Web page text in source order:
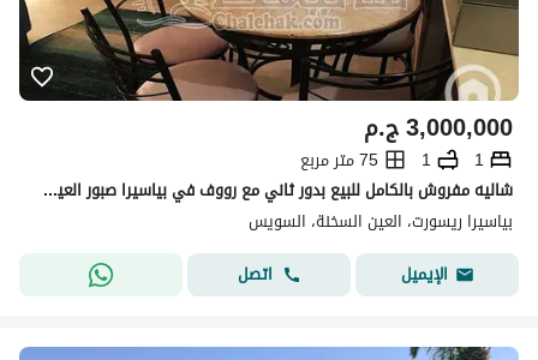
ج.م3,000,000
1
1
75 متر مربع
شاليه مفروش بالكامل للبيع بدور ثاني مع رووف في بياسيرا صبور العين السخنة بإطلالة مباشرة على البحر استلام فوري فرصة رائعة للاستثمار والسكن الراقي
بياسيرا ريسورت، العين السخنة، السويس
الإيميل
اتصل